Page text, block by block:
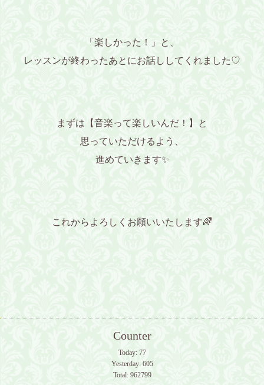
「楽しかった！」と、
レッスンが終わったあとにお話ししてくれました♡
まずは【音楽って楽しいんだ！】と
思っていただけるよう、
進めていきます✨
これからよろしくお願いいたします🌈
Counter
Today: 77
Yesterday: 605
Total: 962799